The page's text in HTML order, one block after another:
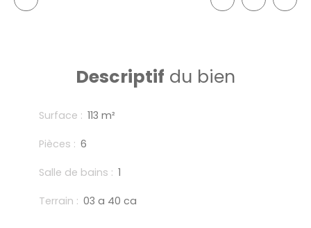
Descriptif du bien
Surface : 113 m²
Pièces : 6
Salle de bains : 1
Terrain : 03 a 40 ca